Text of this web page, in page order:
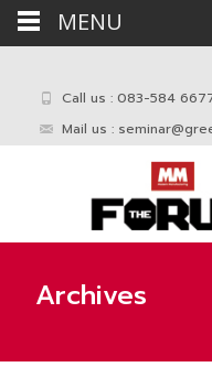
Call us : 083-584
Mail us :
Archives
MENU